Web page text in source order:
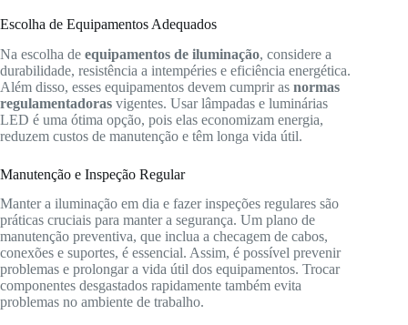
Escolha de Equipamentos Adequados
Na escolha de equipamentos de iluminação, considere a
durabilidade, resistência a intempéries e eficiência energética.
Além disso, esses equipamentos devem cumprir as normas
regulamentadoras vigentes. Usar lâmpadas e luminárias
LED é uma ótima opção, pois elas economizam energia,
reduzem custos de manutenção e têm longa vida útil.
Manutenção e Inspeção Regular
Manter a iluminação em dia e fazer inspeções regulares são
práticas cruciais para manter a segurança. Um plano de
manutenção preventiva, que inclua a checagem de cabos,
conexões e suportes, é essencial. Assim, é possível prevenir
problemas e prolongar a vida útil dos equipamentos. Trocar
componentes desgastados rapidamente também evita
problemas no ambiente de trabalho.